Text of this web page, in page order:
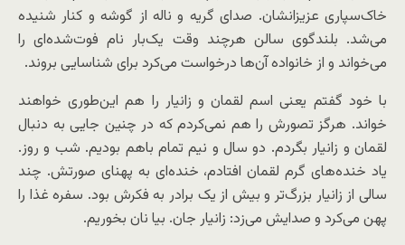
خاک‌سپاری عزیزانشان. صدای گریه و ناله از گوشه و کنار شنیده
می‌شد. بلندگوی سالن هرچند وقت یک‌بار نام فوت‌شده‌ای را
می‌خواند و از خانواده آن‌ها درخواست می‌کرد برای شناسایی بروند.
با خود گفتم یعنی اسم لقمان و زانیار را هم این‌طوری خواهند
خواند. هرگز تصورش را هم نمی‌کردم که در چنین جایی به دنبال
لقمان و زانیار بگردم. دو سال و نیم تمام باهم بودیم. شب و روز.
یاد خنده‌های گرم لقمان افتادم، خنده‌ای به پهنای صورتش. چند
سالی از زانیار بزرگ‌تر و بیش از یک برادر به فکرش بود. سفره غذا را
پهن می‌کرد و صدایش می‌زد: زانیار جان. بیا نان بخوریم.